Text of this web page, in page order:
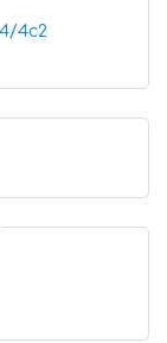
4с2